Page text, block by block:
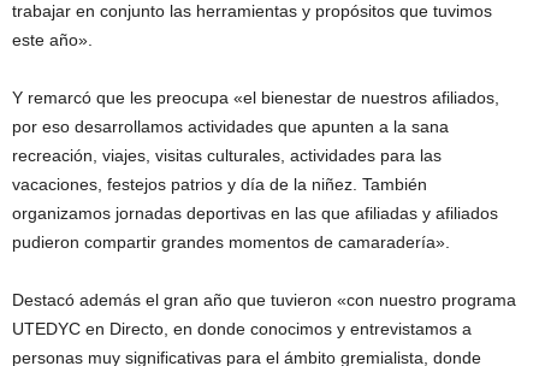
trabajar en conjunto las herramientas y propósitos que tuvimos
este año».
Y remarcó que les preocupa «el bienestar de nuestros afiliados,
por eso desarrollamos actividades que apunten a la sana
recreación, viajes, visitas culturales, actividades para las
vacaciones, festejos patrios y día de la niñez. También
organizamos jornadas deportivas en las que afiliadas y afiliados
pudieron compartir grandes momentos de camaradería».
Destacó además el gran año que tuvieron «con nuestro programa
UTEDYC en Directo, en donde conocimos y entrevistamos a
personas muy significativas para el ámbito gremialista, donde